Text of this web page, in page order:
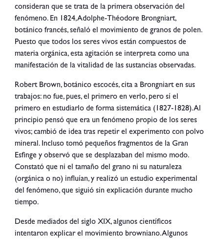
consideran que se trata de la primera observación del
fenómeno. En 1824, Adolphe-Théodore Brongniart,
botánico francés, señaló el movimiento de granos de polen.
Puesto que todos los seres vivos están compuestos de
materia orgánica, esta agitación se interpreta como una
manifestación de la vitalidad de las sustancias observadas.
Robert Brown, botánico escocés, cita a Brongniart en sus
trabajos: no fue, pues, el primero en verlo, pero sí el
primero en estudiarlo de forma sistemática (1827-1828). Al
principio pensó que era un fenómeno propio de los seres
vivos; cambió de idea tras repetir el experimento con polvo
mineral. Incluso tomó pequeños fragmentos de la Gran
Esfinge y observó que se desplazaban del mismo modo.
Constató que ni el tamaño del grano ni su naturaleza
(orgánica o no) influían, y realizó un estudio experimental
del fenómeno, que siguió sin explicación durante mucho
tiempo.
Desde mediados del siglo XIX, algunos científicos
intentaron explicar el movimiento browniano. Algunos